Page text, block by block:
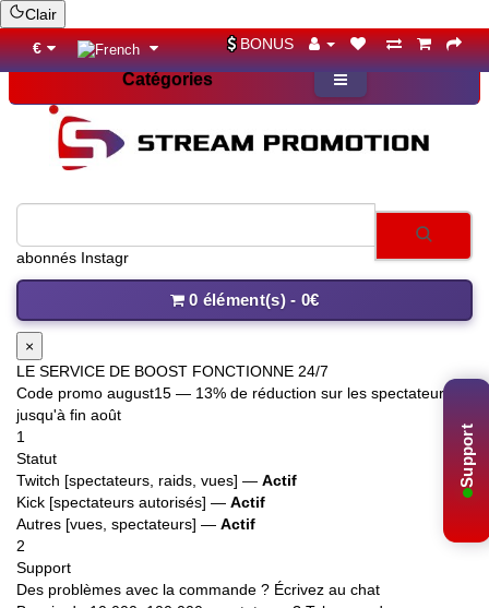
Clair
Support
€ BONUS
0 élément(s) - 0€
×
LE SERVICE DE BOOST FONCTIONNE 24/7
Code promo august15— 13% de réduction sur les spectateurs
jusqu'à fin août
1
Statut
Twitch [spectateurs, raids, vues] —
Kick [spectateurs autorisés] —Actif
Autres [vues, spectateurs] —Actif
2
Support
Des problèmes avec la commande ? Écrivez au chat
Besoin de 10 000–100 000 spectateurs ? Telegram de
Catégories